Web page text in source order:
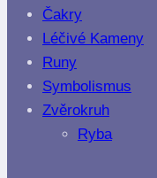
Čakry
Léčivé Kameny
Runy
Symbolismus
Zvěrokruh
Ryba